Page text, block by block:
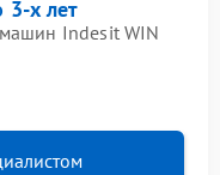
3-х лет
Indesit WIN